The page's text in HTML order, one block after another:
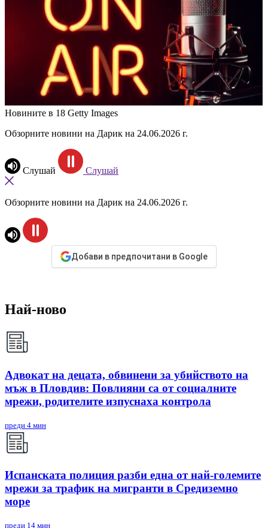
Новините в 18 Getty Images
Обзорните новини на Дарик на 24.06.2026 г.
Слушай Слушай
Обзорните новини на Дарик на 24.06.2026 г.
Добави в предпочитани в Google
Най-ново
Адвокат на децата, обвинени за убийството на
мъж в Пловдив: Повлияни са от социалните
мрежи, родителите изпуснаха контрола
преди 4 мин
Испанската полиция разби една от най-големите
мрежи за трафик на мигранти в Средиземно
море
преди 14 мин